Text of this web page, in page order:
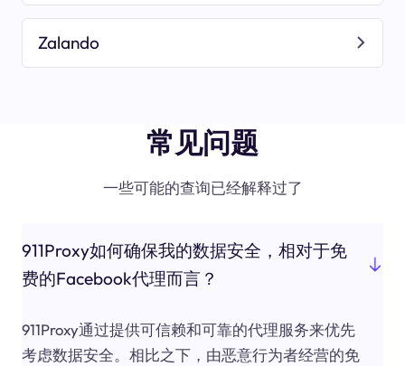
Zalando
常见问题
一些可能的查询已经解释过了
911Proxy如何确保我的数据安全，相对于免
费的Facebook代理而言？
911Proxy通过提供可信赖和可靠的代理服务来优先
考虑数据安全。相比之下，由恶意行为者经营的免